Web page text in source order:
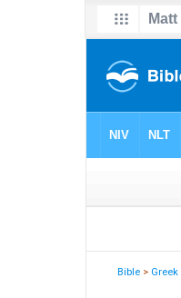
Bible > Greek